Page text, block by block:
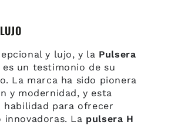
y lujo, y la Pulsera
es un testimonio de su
La marca ha sido pionera
y modernidad, y esta
habilidad para ofrecer
innovadoras. La pulsera H